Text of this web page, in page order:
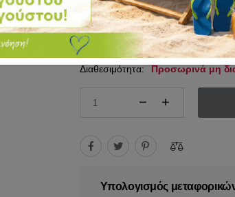
63.00€ 80.00€
Διαθεσιμότητα: Προσωρινά μη
Υπολογισμός